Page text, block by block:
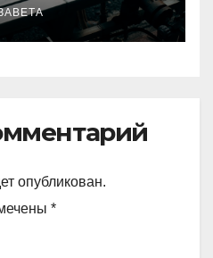
опубликован.
*